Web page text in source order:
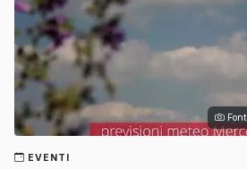
EVENTI